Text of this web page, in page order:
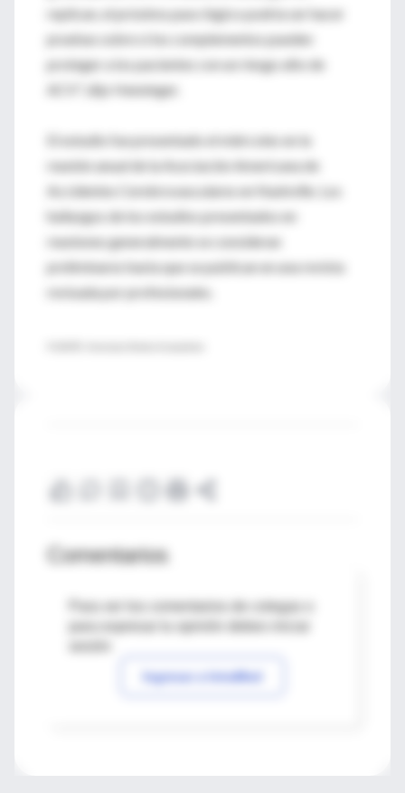
replican, el próximo paso lógico podría ser hacer
pruebas sobre si los complementos pueden
proteger a los pacientes con un riesgo alto de
ACV", dijo Henninger.
El estudio fue presentado el miércoles en la
reunión anual de la Asociación Americana de
Accidentes Cerebrovasculares en Nashville. Los
hallazgos de los estudios presentados en
reuniones generalmente se consideran
preliminares hasta que se publican en una revista
revisada por profesionales.
Comentarios
Para ver los comentarios de colegas o
Ingresar a IntraMed